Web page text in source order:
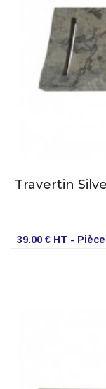
Travertin
39.00 € HT - Pièce